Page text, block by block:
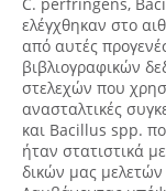
ελέγχθηκαν στο
από αυτές
βιβλιογραφικών
στελεχών που
ανασταλτικές
και Bacillus spp.
ήταν στατιστικά
δικών μας